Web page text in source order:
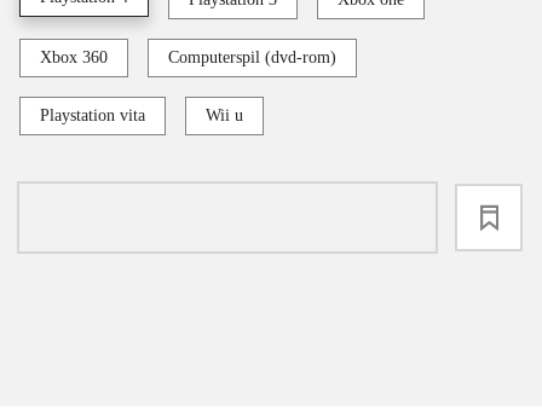
Xbox 360 Computerspil (dvd-rom)
Playstation vita Wii u